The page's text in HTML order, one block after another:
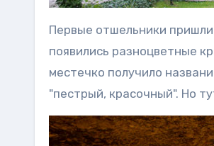
Первые отшельники
появились разноцветные
местечко получило
"пестрый, красочный". Но